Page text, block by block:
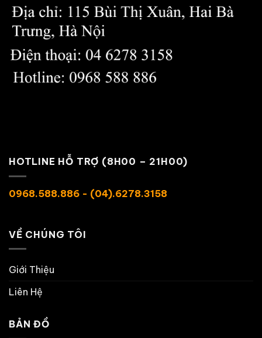
HOTLINE HỖ TRỢ (8H00 – 21H00)
0968.588.886 - (04).6278.3158
VỀ CHÚNG TÔI
Giới Thiệu
Liên Hệ
BẢN ĐỒ